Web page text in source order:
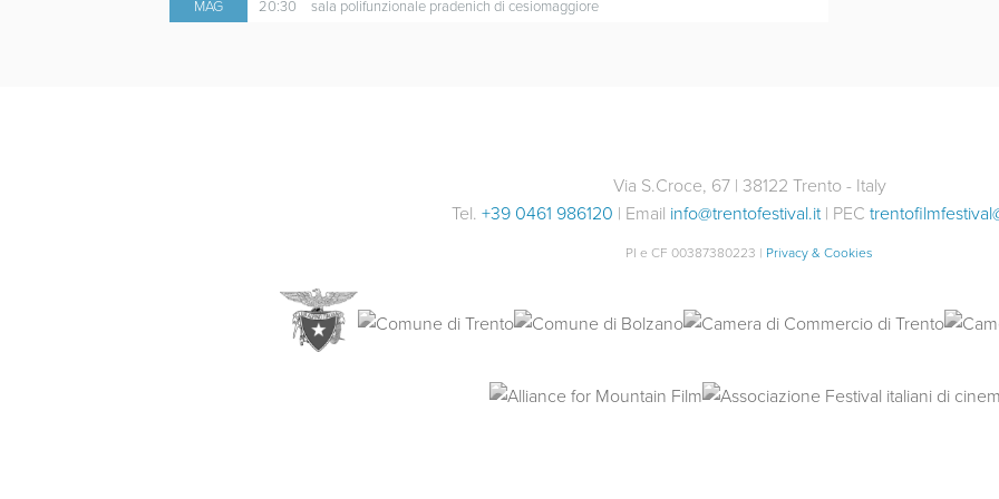
MAG 20:30 sala polifunzionale pradenich di cesiomaggiore
sala
pradenich di
piazzale
Il documentario segue i
con tecniche mai
Via S.Croce, 67 | 38122 Trento - Italy
Tel. +39 0461 986120 | Email info@trentofestival.it| PEC
PI e CF 00387380223 | Privacy & Cookies